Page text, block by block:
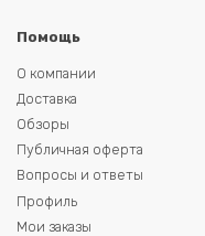
Помощь
О компании
Доставка
Обзоры
Публичная оферта
Вопросы и ответы
Профиль
Мои заказы